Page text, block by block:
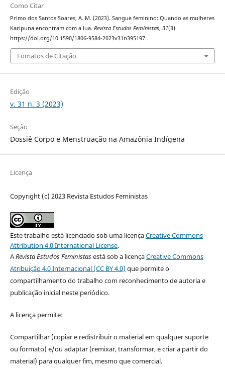
Como Citar
Primo dos Santos Soares, A. M. (2023). Sangue feminino: Quando as mulheres
Karipuna encontram com a lua. Revista Estudos Feministas, 31(3).
https://doi.org/10.1590/1806-9584-2023v31n395197
Fomatos de Citação
Edição
v. 31 n. 3 (2023)
Seção
Dossiê Corpo e Menstruação na Amazônia Indígena
Licença
Copyright (c) 2023 Revista Estudos Feministas
Este trabalho está licenciado sob uma licençaCreative Commons
Attribution 4.0 International License.
ARevista Estudos Feministasestá sob a licençaCreative Commons
Atribuição 4.0 Internacional (CC BY 4.0) que permite o
compartilhamento do trabalho com reconhecimento de autoria e
publicação inicial neste periódico.
A licença permite:
Compartilhar (copiar e redistribuir o material em qualquer suporte
ou formato) e/ou adaptar (remixar, transformar, e criar a partir do
material) para qualquer fim, mesmo que comercial.